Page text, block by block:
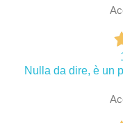
Nulla da dire, è un